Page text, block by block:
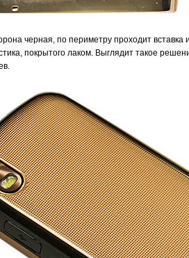
черная, по периметру проходит
покрытого лаком. Выглядит такое